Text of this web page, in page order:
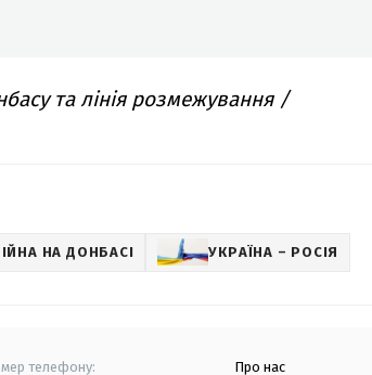
та лінія розмежування /
НА ДОНБАСІ УКРАЇНА – РОСІЯ
телефону: Про нас